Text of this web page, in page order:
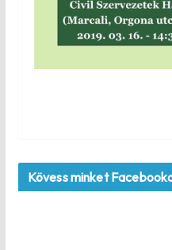
Kövess minket